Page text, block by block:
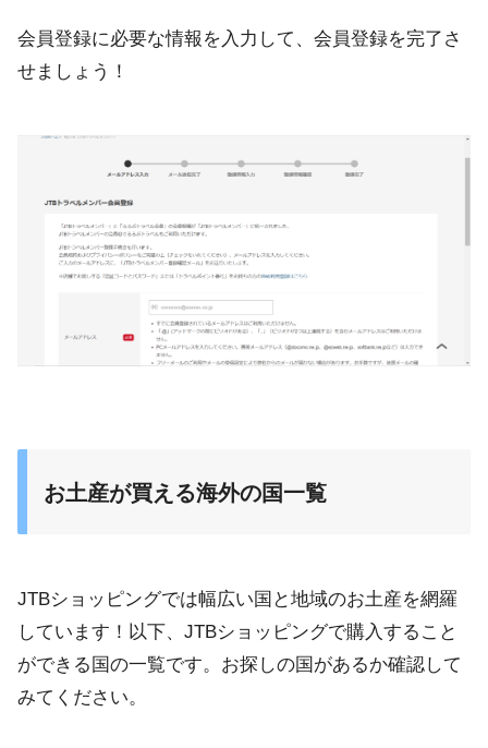
会員登録に必要な情報を入力して、会員登録を完了さ
せましょう！
お土産が買える海外の国一覧
JTBショッピングでは幅広い国と地域のお土産を網羅
しています！以下、JTBショッピングで購入すること
ができる国の一覧です。お探しの国があるか確認して
みてください。